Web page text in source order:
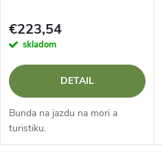
€223,54
skladom
DETAIL
Bunda na jazdu na mori a
turistiku.